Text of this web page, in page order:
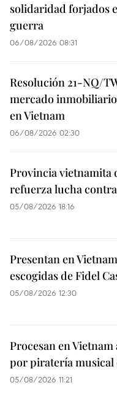
solidaridad forjados
guerra
06/08/2026 08:31
Resolución 21-NQ/
mercado
en Vietnam
06/08/2026 02:30
Provincia vietnamita
refuerza lucha
05/08/2026 18:16
Presentan en
escogidas de Fidel
05/08/2026 12:30
Procesan en Vietnam
por piratería musical
05/08/2026 11:21